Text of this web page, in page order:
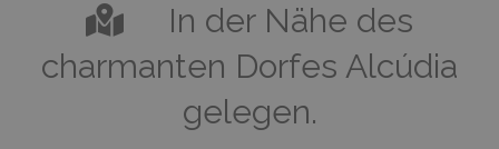
In der Nähe des
charmanten Dorfes Alcúdia
gelegen.